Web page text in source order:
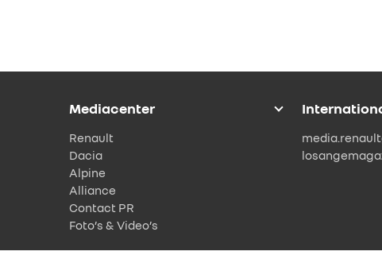
Mediacenter
Renault
Dacia
Alpine
Alliance
Contact PR
Foto’s & Video’s